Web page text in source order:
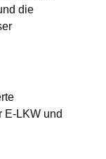
die
E-LKW und